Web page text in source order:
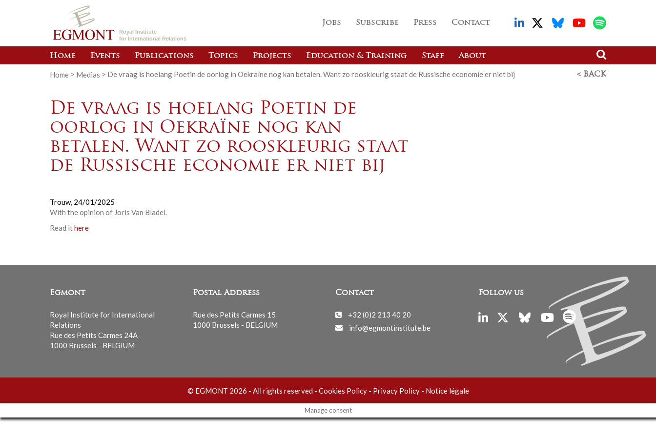
Royal Institute
for International Relations
Jobs Subscribe Press Contact
Home Events Publications Topics Projects Education & Training Staff About
Home > Medias > De vraag is hoelang Poetin de oorlog in Oekraïne nog kan betalen. Want zo rooskleurig staat de Russische economie er niet bij < BACK
De vraag is hoelang Poetin de
oorlog in Oekraïne nog kan
betalen. Want zo rooskleurig staat
de Russische economie er niet bij
Trouw, 24/01/2025
With the opinion of Joris Van Bladel.
Read ithere
Egmont
Royal Institute for International
Relations
Rue des Petits Carmes 24A
1000 Brussels - BELGIUM
Postal Address
Rue des Petits Carmes 15
1000 Brussels - BELGIUM
Contact
+32 (0)2 213 40 20
info@egmontinstitute.be
Follow us
© EGMONT 2026 - All rights reserved - Cookies Policy- Privacy Policy- Notice légale
Manage consent